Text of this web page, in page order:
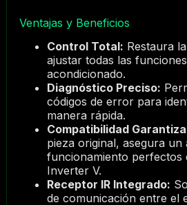
Ventajas y Beneficios
Control Total: Restaura
ajustar todas las
acondicionado.
Diagnóstico Preciso:
códigos de error para
manera rápida.
Compatibilidad
pieza original, asegura un
funcionamiento perfectos
Inverter V.
Receptor IR Integrado:
de comunicación entre el